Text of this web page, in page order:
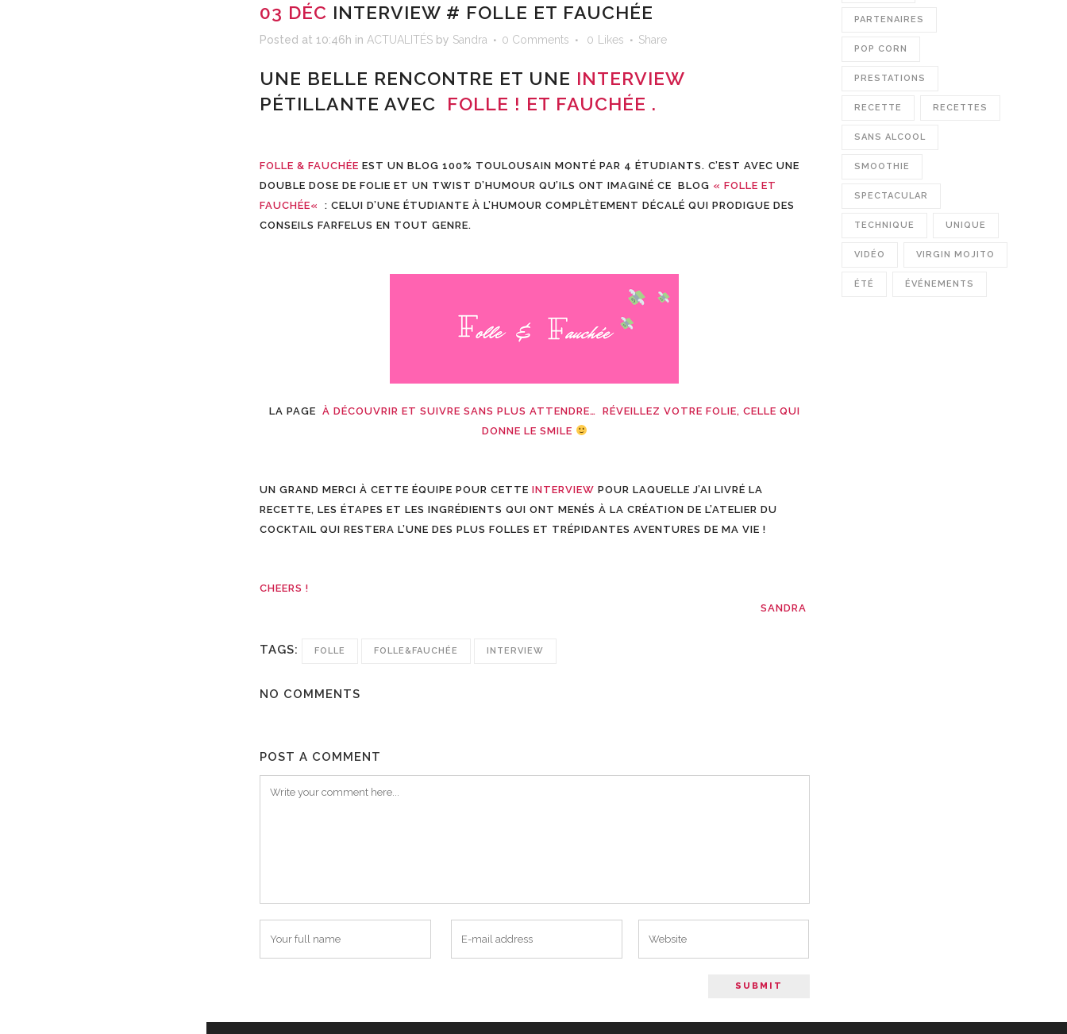
03 DÉC INTERVIEW # FOLLE ET FAUCHÉE
Posted at 10:46h in ACTUALITÉS by Sandra 0 Comments 0 Likes Share
UNE BELLE RENCONTRE ET UNE INTERVIEW
PÉTILLANTE AVEC FOLLE ! ET FAUCHÉE .
FOLLE & FAUCHÉE EST UN BLOG 100% TOULOUSAIN MONTÉ PAR 4 ÉTUDIANTS. C’EST AVEC UNE
DOUBLE DOSE DE FOLIE ET UN TWIST D’HUMOUR QU’ILS ONT IMAGINÉ CE BLOG « FOLLE ET
FAUCHÉE«
: CELUI D’UNE ÉTUDIANTE À L’HUMOUR COMPLÈTEMENT DÉCALÉ QUI PRODIGUE DES
CONSEILS FARFELUS EN TOUT GENRE.
LA PAGE À DÉCOUVRIR ET SUIVRE SANS PLUS ATTENDRE… RÉVEILLEZ VOTRE FOLIE, CELLE QUI
DONNE LE SMILE
UN GRAND MERCI À CETTE ÉQUIPE POUR CETTE INTERVIEW POUR LAQUELLE J’AI LIVRÉ LA
RECETTE, LES ÉTAPES ET LES INGRÉDIENTS QUI ONT MENÉS À LA CRÉATION DE L’ATELIER DU
COCKTAIL QUI RESTERA L’UNE DES PLUS FOLLES ET TRÉPIDANTES AVENTURES DE MA VIE !
CHEERS !
SANDRA
TAGS: FOLLE FOLLE&FAUCHÉE INTERVIEW
NO COMMENTS
POST A COMMENT
PARTENAIRES
POP CORN
PRESTATIONS
RECETTE RECETTES
SANS ALCOOL
SMOOTHIE
SPECTACULAR
TECHNIQUE UNIQUE
VIDÉO VIRGIN MOJITO
ÉTÉ ÉVÉNEMENTS